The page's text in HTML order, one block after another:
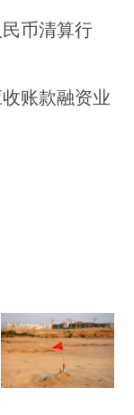
币清算行
账款融资业